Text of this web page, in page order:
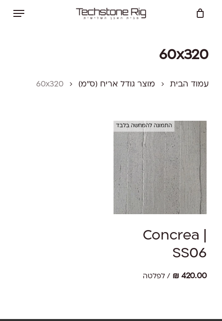
60x320
עמוד הבית מוצר גודל אריח (ס''מ) 60x320
למוצר
זה
מספר
סוגים.
ניתן
את
התמונה להמחשה בלבד
Concrea |
SS06
₪ 420.00 / לפלטה